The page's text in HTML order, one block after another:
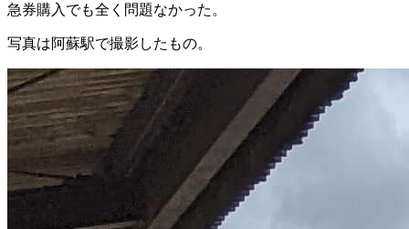
急券購入でも全く問題なかった。
写真は阿蘇駅で撮影したもの。